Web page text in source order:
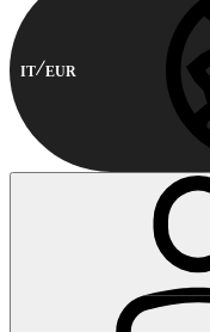
IT EUR